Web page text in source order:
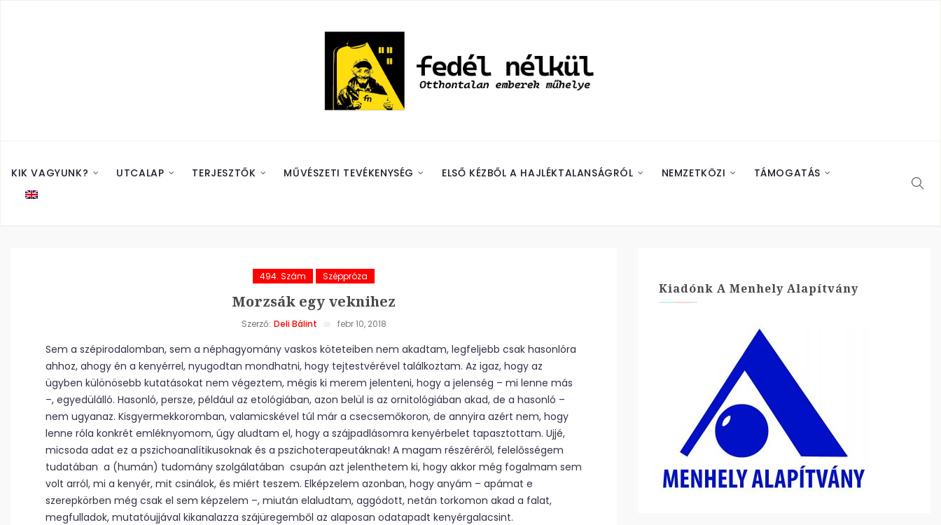
KIK VAGYUNK? UTCALAP TERJESZTŐK MŰVÉSZETI TEVÉKENYSÉG ELSŐ KÉZBŐL A HAJLÉKTALANSÁGRÓL NEMZETKÖZI TÁMOGATÁS
494. Szám Széppróza
Morzsák egy veknihez
Szerző: Deli Bálint febr 10, 2018
Sem a szépirodalomban, sem a néphagyomány vaskos köteteiben nem akadtam, legfeljebb csak hasonlóra
ahhoz, ahogy én a kenyérrel, nyugodtan mondhatni, hogy tejtestvérével találkoztam. Az igaz, hogy az
ügyben különösebb kutatásokat nem végeztem, mégis ki merem jelenteni, hogy a jelenség – mi lenne más
–, egyedülálló. Hasonló, persze, például az etológiában, azon belül is az ornitológiában akad, de a hasonló –
nem ugyanaz. Kisgyermekkoromban, valamicskével túl már a csecsemőkoron, de annyira azért nem, hogy
lenne róla konkrét emléknyomom, úgy aludtam el, hogy a szájpadlásomra kenyérbelet tapasztottam. Ujjé,
micsoda adat ez a pszichoanalítikusoknak és a pszichoterapeutáknak! A magam részéréről, felelősségem
tudatában a (humán) tudomány szolgálatában csupán azt jelenthetem ki, hogy akkor még fogalmam sem
volt arról, mi a kenyér, mit csinálok, és miért teszem. Elképzelem azonban, hogy anyám – apámat e
szerepkörben még csak el sem képzelem –, miután elaludtam, aggódott, netán torkomon akad a falat,
megfulladok, mutatóujjával kikanalazza szájüregemből az alaposan odatapadt kenyérgalacsint.
Kiadónk A Menhely Alapítvány